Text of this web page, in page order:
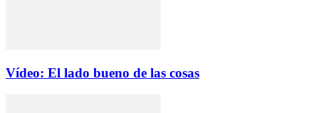
Vídeo: El lado bueno de las cosas